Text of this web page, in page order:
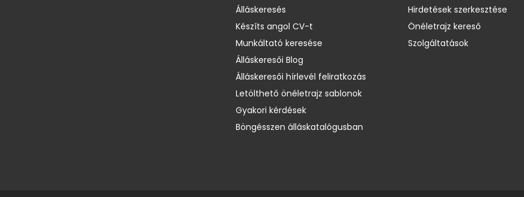
Álláskeresés
Készíts angol CV-t
Munkáltató keresése
Álláskeresői Blog
Álláskeresői hírlevél feliratkozás
Letölthető önéletrajz sablonok
Gyakori kérdések
Böngésszen álláskatalógusban
Hirdetések szerkesztése
Önéletrajz kereső
Szolgáltatások